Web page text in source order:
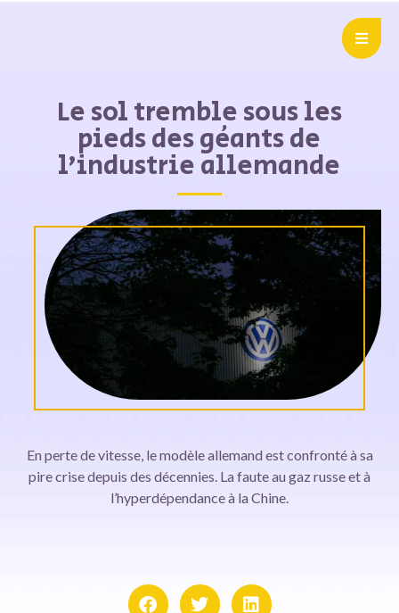
Le sol tremble sous les
pieds des géants de
l’industrie allemande
En perte de vitesse, le modèle allemand est confronté à sa
pire crise depuis des décennies. La faute au gaz russe et à
l’hyperdépendance à la Chine.